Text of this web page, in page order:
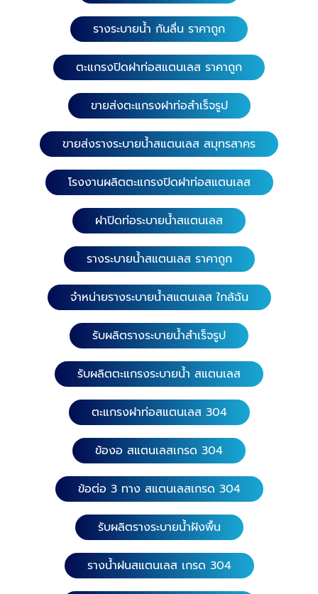
รางระบายน้ำ กันลื่น ราคาถูก
ตะแกรงปิดฝาท่อสแตนเลส ราคาถูก
ขายส่งตะแกรงฝาท่อสำเร็จรูป
ขายส่งรางระบายน้ำสแตนเลส สมุทรสาคร
โรงงานผลิตตะแกรงปิดฝาท่อสแตนเลส
ฝาปิดท่อระบายน้ำสแตนเลส
รางระบายน้ำสแตนเลส ราคาถูก
จำหน่ายรางระบายน้ำสแตนเลส ใกล้ฉัน
รับผลิตรางระบายน้ำสำเร็จรูป
รับผลิตตะแกรงระบายน้ำ สแตนเลส
ตะแกรงฝาท่อสแตนเลส 304
ข้องอ สแตนเลสเกรด 304
ข้อต่อ 3 ทาง สแตนเลสเกรด 304
รับผลิตรางระบายน้ำฝังพื้น
รางน้ำฝนสแตนเลส เกรด 304